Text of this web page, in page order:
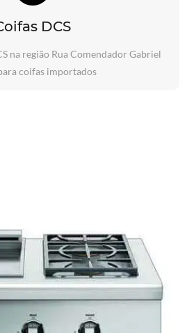
DCS
na região Rua Comendador Gabriel
coifas importados